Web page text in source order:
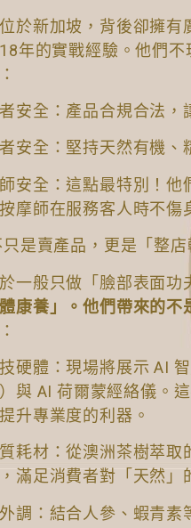
於新加坡，背後卻擁
年的實戰經驗。他們不
安全：產品合規合法，
安全：堅持天然有機、
安全：這點最特別！
摩師在服務客人時不傷
只是賣產品，更是「整
一般只做「臉部表面功
體康養」。他們帶來的
：
硬體：現場將展示 AI
與 AI 荷爾蒙經絡儀。
升專業度的利器。
耗材：從澳洲茶樹萃
滿足消費者對「天然」
調：結合人參、蝦青